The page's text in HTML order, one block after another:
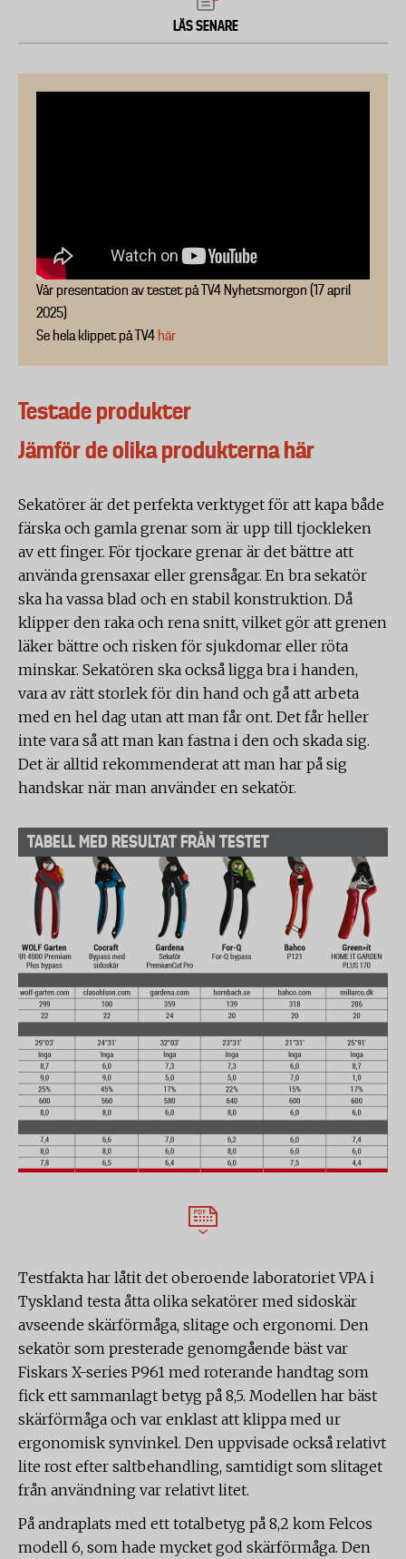
LÄS SENARE
Vår presentation av testet på TV4 Nyhetsmorgon (17 april
2025)
Se hela klippet på TV4 här
Testade produkter
Jämför de olika produkterna här
Sekatörer är det perfekta verktyget för att kapa både
färska och gamla grenar som är upp till tjockleken
av ett finger. För tjockare grenar är det bättre att
använda grensaxar eller grensågar. En bra sekatör
ska ha vassa blad och en stabil konstruktion. Då
klipper den raka och rena snitt, vilket gör att grenen
läker bättre och risken för sjukdomar eller röta
minskar. Sekatören ska också ligga bra i handen,
vara av rätt storlek för din hand och gå att arbeta
med en hel dag utan att man får ont. Det får heller
inte vara så att man kan fastna i den och skada sig.
Det är alltid rekommenderat att man har på sig
handskar när man använder en sekatör.
TABELL MED RESULTAT FRÅN TESTET
Testfakta har låtit det oberoende laboratoriet VPA i
Tyskland testa åtta olika sekatörer med sidoskär
avseende skärförmåga, slitage och ergonomi. Den
sekatör som presterade genomgående bäst var
Fiskars X-series P961 med roterande handtag som
fick ett sammanlagt betyg på 8,5. Modellen har bäst
skärförmåga och var enklast att klippa med ur
ergonomisk synvinkel. Den uppvisade också relativt
lite rost efter saltbehandling, samtidigt som slitaget
från användning var relativt litet.
På andraplats med ett totalbetyg på 8,2 kom Felcos
modell 6, som hade mycket god skärförmåga. Den